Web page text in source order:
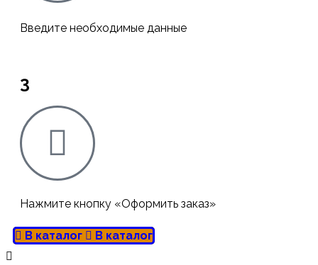
Введите необходимые данные
3
Нажмите кнопку «Оформить заказ»
В каталог В каталог